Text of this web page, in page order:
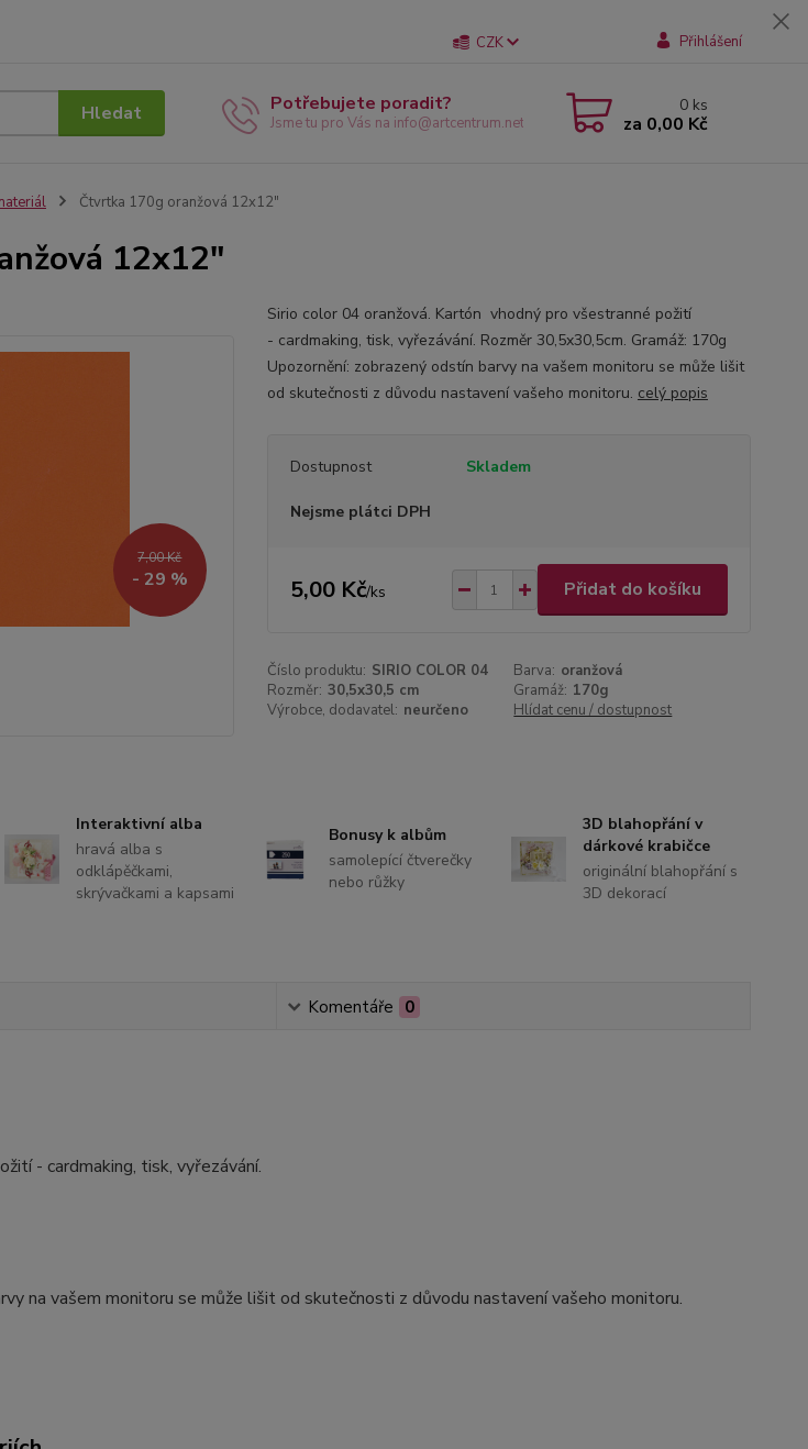
CZK Přihlášení
Hledat Potřebujete poradit?
Jsme tu pro Vás na info@artcentrum.net
0 ks
za 0,00 Kč
Čtvrtka 170g oranžová 12x12"
12x12"
7,00 Kč
- 29 %
Sirio color 04 oranžová. Kartón vhodný pro všestranné požití
- cardmaking, tisk, vyřezávání. Rozměr 30,5x30,5cm. Gramáž: 170g
Upozornění: zobrazený odstín barvy na vašem monitoru se může lišit
od skutečnosti z důvodu nastavení vašeho monitoru. celý popis
Dostupnost Skladem
Nejsme plátci DPH
5,00 Kč/ks Přidat do košíku
Číslo produktu: SIRIO COLOR 04 Barva: oranžová
Rozměr: 30,5x30,5 cm Gramáž: 170g
Výrobce, dodavatel: neurčeno Hlídat cenu / dostupnost
Interaktivní alba
hravá alba s
odklápěčkami,
skrývačkami a kapsami
Bonusy k albům
samolepící čtverečky
nebo růžky
3D blahopřání v
dárkové krabičce
originální blahopřání s
3D dekorací
Komentáře 0
- cardmaking, tisk, vyřezávání.
na vašem monitoru se může lišit od skutečnosti z důvodu nastavení vašeho monitoru.